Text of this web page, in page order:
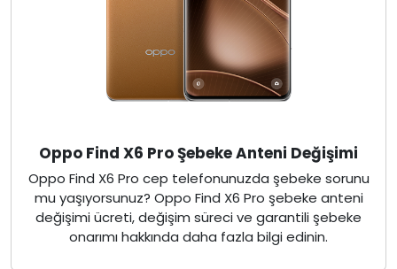
Oppo Find X6 Pro Şebeke Anteni Değişimi
Oppo Find X6 Pro cep telefonunuzda şebeke sorunu
mu yaşıyorsunuz? Oppo Find X6 Pro şebeke anteni
değişimi ücreti, değişim süreci ve garantili şebeke
onarımı hakkında daha fazla bilgi edinin.